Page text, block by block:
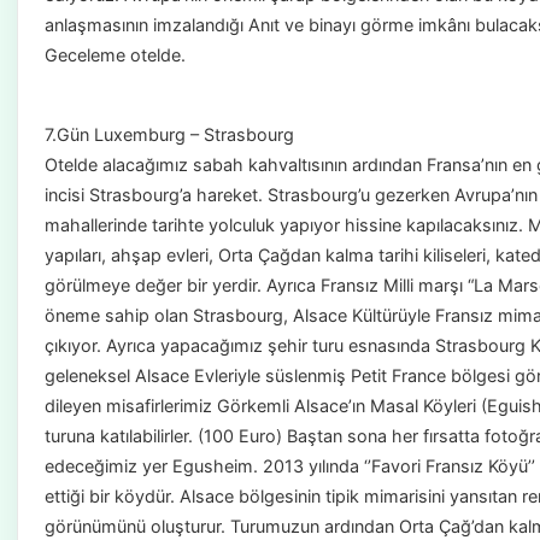
anlaşmasının imzalandığı Anıt ve binayı görme imkânı
Geceleme otelde.
7.Gün Luxemburg – Strasbourg
Otelde alacağımız sabah kahvaltısının ardından
incisi Strasbourg’a hareket. Strasbourg’u gezerken
mahallerinde tarihte yolculuk yapıyor hissine kapılacaksınız.
yapıları, ahşap evleri, Orta Çağdan kalma tarihi kiliseleri,
görülmeye değer bir yerdir. Ayrıca Fransız Milli marşı “La
öneme sahip olan Strasbourg, Alsace Kültürüyle Fransız
çıkıyor. Ayrıca yapacağımız şehir turu esnasında Strasbourg
geleneksel Alsace Evleriyle süslenmiş Petit France bölgesi
dileyen misafirlerimiz Görkemli Alsace’ın Masal Köyleri
turuna katılabilirler. (100 Euro) Baştan sona her fırsatta
edeceğimiz yer Egusheim. 2013 yılında ‘’Favori Fransız
ettiği bir köydür. Alsace bölgesinin tipik mimarisini yansıtan
görünümünü oluşturur. Turumuzun ardından Orta Çağ’dan